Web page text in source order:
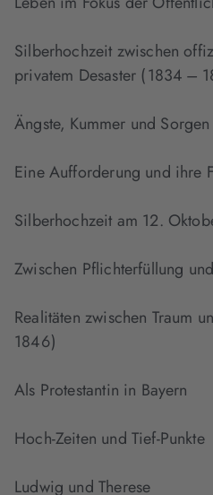
Silberhochzeit zwischen
privatem Desaster ( 1834 –
Ängste, Kummer und Sorgen
Eine Aufforderung und ihre
Silberhochzeit am 12.
Zwischen Pflichterfüllung
Realitäten zwischen Traum
1846 )
Als Protestantin in Bayern
Hoch-Zeiten und Tief-Punkte
Ludwig und Therese